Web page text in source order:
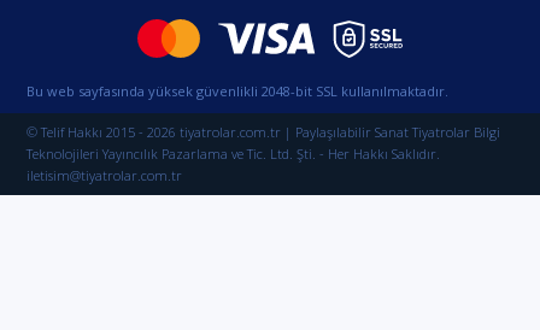
Bu web sayfasında yüksek güvenlikli 2048-bit SSL kullanılmaktadır.
© Telif Hakkı 2015 - 2026 tiyatrolar.com.tr | Paylaşılabilir Sanat Tiyatrolar Bilgi
Teknolojileri Yayıncılık Pazarlama ve Tic. Ltd. Şti. - Her Hakkı Saklıdır.
iletisim@tiyatrolar.com.tr